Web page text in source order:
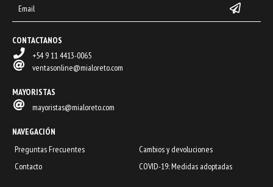
CONTACTANOS
+54 9 11 4413-0065
ventasonline@mialoreto.com
MAYORISTAS
mayoristas@mialoreto.com
NAVEGACIÓN
Preguntas Frecuentes
Cambios y devoluciones
Contacto
COVID-19: Medidas adoptadas